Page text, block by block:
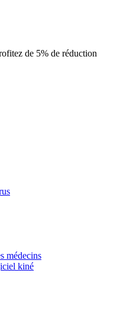
de 5% de réduction
médecins
kiné